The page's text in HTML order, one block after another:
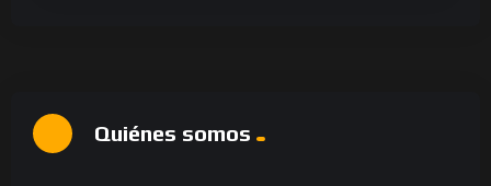
Quiénes somos